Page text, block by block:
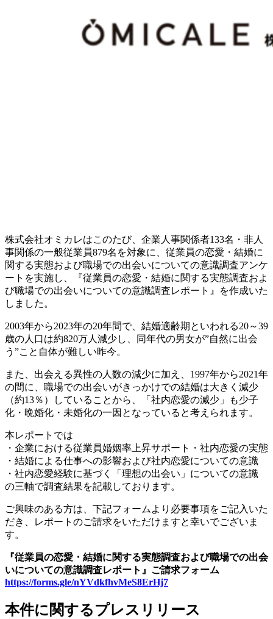
株式会社オミカレはこのたび、企業人事関係者133名・非人
事関係の一般従業員879名を対象に、従業員の恋愛・結婚に
関する実態および職場での出会いについての意識調査アンケ
ートを実施し、『従業員の恋愛・結婚に関する実態調査およ
び職場での出会いについての意識調査レポート』を作成いた
しました。
2003年から2023年の20年間で、結婚適齢期といわれる20～39
歳の人口は約820万人減少し、同年代の男女が”自然に出会
う”こと自体が難しい昨今。
また、出会える異性の人数の減少に加え、1997年から2021年
の間に、職場での出会いがきっかけでの結婚は大きく減少
（約13％）していることから、「社内恋愛の減少」も少子
化・晩婚化・未婚化の一因となっていると考えられます。
本レポートでは
・企業における従業員婚姻率上昇サポート・社内恋愛の実態
・結婚による仕事への影響および社内恋愛についての意識
・社内恋愛経験に基づく「理想の出会い」についての意識
の三軸で調査結果を記載しております。
ご興味のある方は、下記フォームより必要事項をご記入いた
だき、レポートのご請求をいただけますと幸いでございま
す。
『従業員の恋愛・結婚に関する実態調査および職場での出会
いについての意識調査レポート』ご請求フォーム
https://forms.gle/nYVdkfhvMeS8ErHj7
本件に関するプレスリリース